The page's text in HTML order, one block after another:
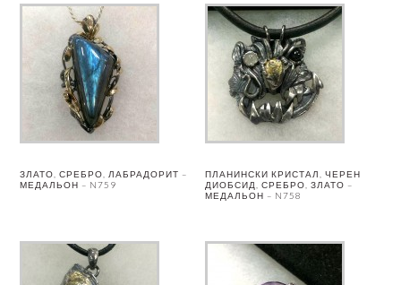
ЗЛАТО, СРЕБРО, ЛАБРАДОРИТ –
МЕДАЛЬОН – N759
ПЛАНИНСКИ КРИСТАЛ, ЧЕРЕН
ДИОБСИД, СРЕБРО, ЗЛАТО –
МЕДАЛЬОН – N758